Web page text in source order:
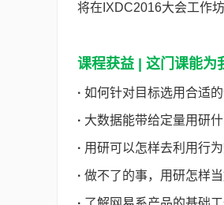
将在IXDC2016大会工作
课程获益 | 这门课能为
· 如何针对目标选用合适
· 大数据能带给定量用研
· 用研可以怎样去利用行
· 做不了的事，用研怎样当